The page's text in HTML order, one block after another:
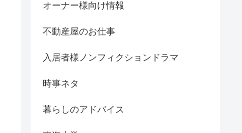
オーナー様向け情報
不動産屋のお仕事
入居者様ノンフィクションドラマ
時事ネタ
暮らしのアドバイス